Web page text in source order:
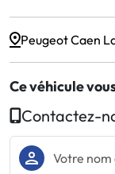
Peugeot Caen
Ce véhicule
Contactez-